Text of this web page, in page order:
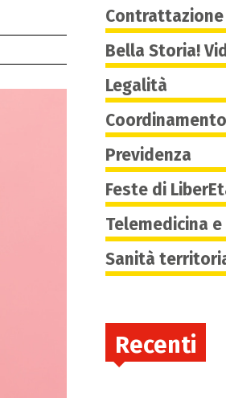
Bella Storia!
Legalità
Previdenza
Feste di
Telemedicina
Sanità
Recenti